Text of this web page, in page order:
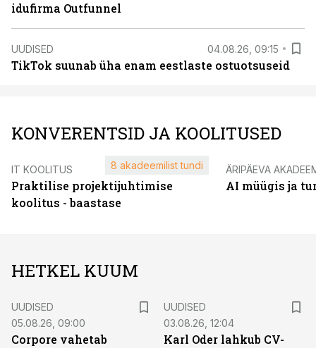
idufirma Outfunnel
UUDISED 04.08.26, 09:15
TikTok suunab üha enam eestlaste ostuotsuseid
KONVERENTSID JA KOOLITUSED
IT KOOLITUS
Praktilise projektijuhtimise
koolitus - baastase
8 akadeemilist tundi ÄRIPÄEVA
AI müügis ja
HETKEL KUUM
UUDISED
05.08.26, 09:00
Corpore vahetab
UUDISED
03.08.26, 12:04
Karl Oder lahkub CV-